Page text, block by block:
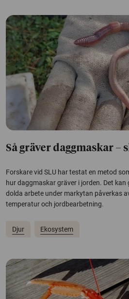
Så gräver daggmaskar –
Forskare vid SLU har testat en metod
hur daggmaskar gräver i jorden. Det
dolda arbete under markytan påverkas
temperatur och jordbearbetning.
Djur Ekosystem